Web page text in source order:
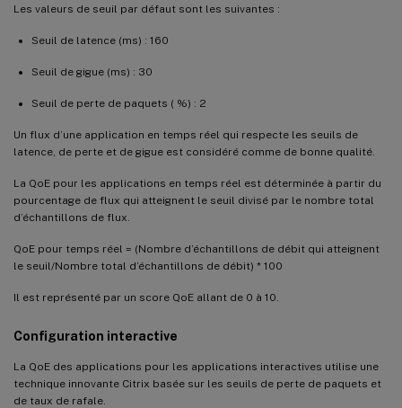
Les valeurs de seuil par défaut sont les suivantes :
Seuil de latence (ms) : 160
Seuil de gigue (ms) : 30
Seuil de perte de paquets ( %) : 2
Un flux d’une application en temps réel qui respecte les seuils de
latence, de perte et de gigue est considéré comme de bonne qualité.
La QoE pour les applications en temps réel est déterminée à partir du
pourcentage de flux qui atteignent le seuil divisé par le nombre total
d’échantillons de flux.
QoE pour temps réel = (Nombre d’échantillons de débit qui atteignent
le seuil/Nombre total d’échantillons de débit) * 100
Il est représenté par un score QoE allant de 0 à 10.
Configuration interactive
La QoE des applications pour les applications interactives utilise une
technique innovante Citrix basée sur les seuils de perte de paquets et
de taux de rafale.